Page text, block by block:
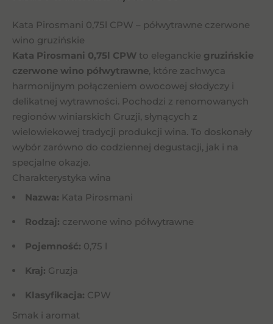
Kata Pirosmani 0,75l CPW – półwytrawne czerwone
wino gruzińskie
Kata Pirosmani 0,75l CPW to eleganckie gruzińskie
czerwone wino półwytrawne, które zachwyca
harmonijnym połączeniem owocowej słodyczy i
delikatnej wytrawności. Pochodzi z renomowanych
regionów winiarskich Gruzji, słynących z
wielowiekowej tradycji produkcji wina. To doskonały
wybór zarówno do codziennej degustacji, jak i na
specjalne okazje.
Charakterystyka wina
Nazwa: Kata Pirosmani
Rodzaj: czerwone wino półwytrawne
Pojemność: 0,75 l
Kraj: Gruzja
Klasyfikacja: CPW
Smak i aromat